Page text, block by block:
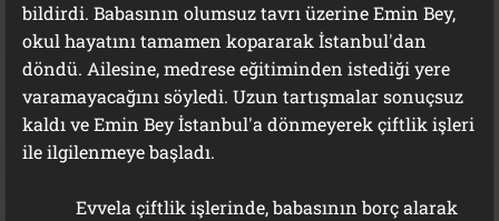
bildirdi. Babasının olumsuz tavrı üzerine Emin Bey,
okul hayatını tamamen kopararak İstanbul'dan
döndü. Ailesine, medrese eğitiminden istediği yere
varamayacağını söyledi. Uzun tartışmalar sonuçsuz
kaldı ve Emin Bey İstanbul'a dönmeyerek çiftlik işleri
ile ilgilenmeye başladı.
Evvela çiftlik işlerinde, babasının borç alarak